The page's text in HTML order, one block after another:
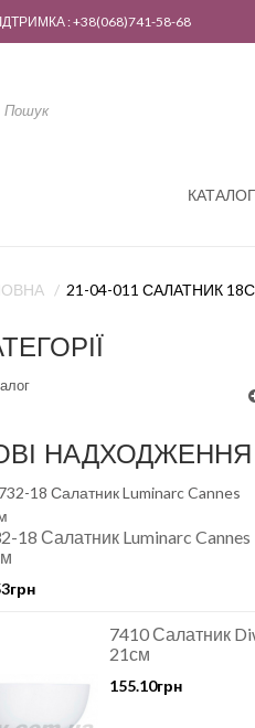
: +38(068)741-58-68
КАТАЛОГ
21-04-011 САЛАТНИК
НАДХОДЖЕННЯ
18 Салатник Luminarc Cannes
7410 Салатник
21см
155.10грн